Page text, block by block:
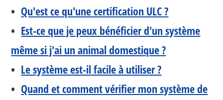
• Qu'est ce qu'une certification ULC ?
• Est-ce que je peux bénéficier d'un système
même si j'ai un animal domestique ?
• Le système est-il facile à utiliser ?
• Quand et comment vérifier mon système de